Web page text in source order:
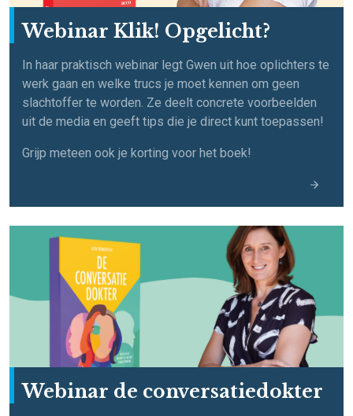
Webinar Klik! Opgelicht?
In haar praktisch webinar legt Gwen uit hoe oplichters te
werk gaan en welke trucs je moet kennen om geen
slachtoffer te worden. Ze deelt concrete voorbeelden
uit de media en geeft tips die je direct kunt toepassen!
Grijp meteen ook je korting voor het boek!
Webinar de conversatiedokter